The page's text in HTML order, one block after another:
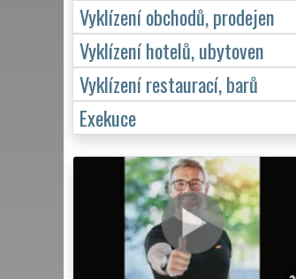
Vyklízení obchodů, prodejen
Vyklízení hotelů, ubytoven
Vyklízení restaurací, barů
Exekuce